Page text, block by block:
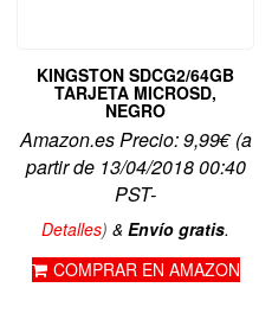
original
KINGSTON SDCG2/64GB
TARJETA MICROSD,
NEGRO
Amazon.es Precio:9,99€(a
partir de 13/04/2018 00:40
PST-
Detalles)&Envío gratis.
COMPRAR EN AMAZON